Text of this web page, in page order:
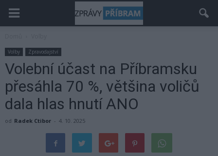
Volby Zpravodajství
Volební účast na Příbramsku
přesáhla 70 %, většina voličů
dala hlas hnutí ANO
od Radek Ctibor - 4. 10. 2025